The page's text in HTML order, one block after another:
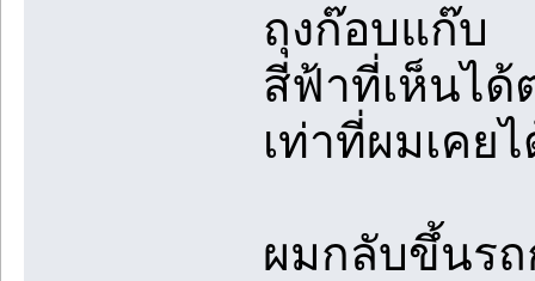
ถุงก๊อบแก๊บ
สีฟ้าที่เห็นได้
เท่าที่ผมเคย
ผมกลับขึ้นร